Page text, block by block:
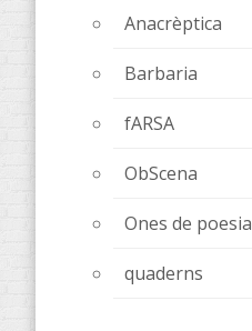
Anacrèptica
Barbaria
fARSA
ObScena
Ones de poesia
quaderns